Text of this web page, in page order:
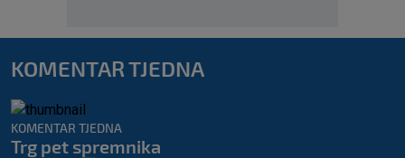
KOMENTAR TJEDNA
KOMENTAR TJEDNA
Trg pet spremnika